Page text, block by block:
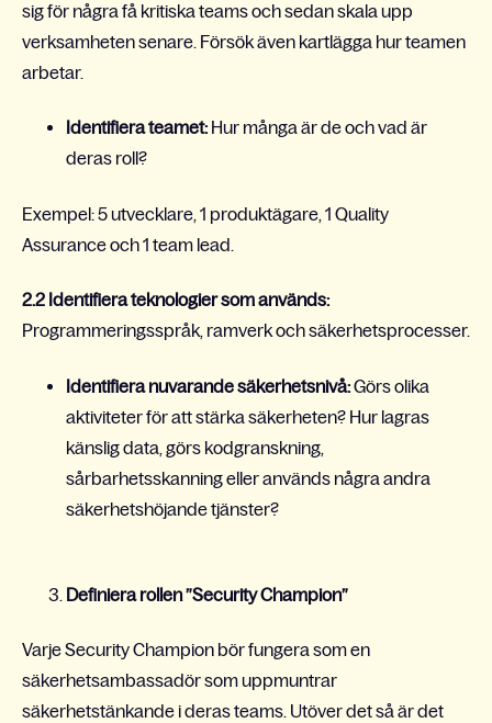
sig för några få kritiska teams och sedan skala upp
verksamheten senare. Försök även kartlägga hur teamen
arbetar.
Identifiera teamet: Hur många är de och vad är
deras roll?
Exempel: 5 utvecklare, 1 produktägare, 1 Quality
Assurance och 1 team lead.
2.2 Identifiera teknologier som används:
Programmeringsspråk, ramverk och säkerhetsprocesser.
Identifiera nuvarande säkerhetsnivå:Görs olika
aktiviteter för att stärka säkerheten? Hur lagras
känslig data, görs kodgranskning,
sårbarhetsskanning eller används några andra
säkerhetshöjande tjänster?
Definiera rollen ”Security Champion”
Varje Security Champion bör fungera som en
säkerhetsambassadör som uppmuntrar
säkerhetstänkande i deras teams. Utöver det så är det